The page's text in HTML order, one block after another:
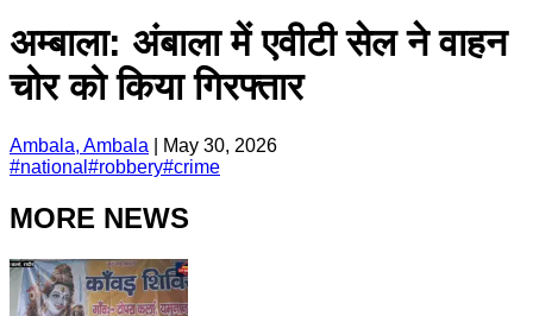
अम्बाला: अंबाला में एवीटी सेल ने वाहन
चोर को किया गिरफ्तार
Ambala, Ambala
May 30, 2026
#national #robbery#crime
MORE NEWS